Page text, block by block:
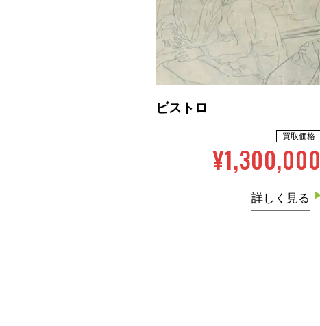
ビストロ
買取価格
¥1,300,000
詳しく見る